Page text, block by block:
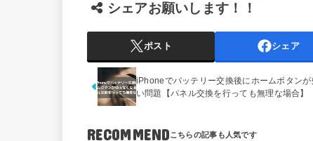
シェアお願いします！！
ポスト シェア
iPhoneでバッテリー交換後にホームボタンが
い問題【パネル交換を行っても無理な場合】
RECOMMEND